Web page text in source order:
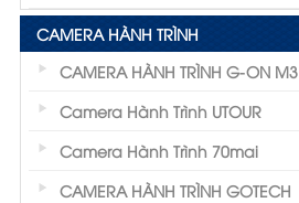
CAMERA HÀNH TRÌNH
CAMERA HÀNH TRÌNH G-ON M3
Camera Hành Trình UTOUR
Camera Hành Trình 70mai
CAMERA HÀNH TRÌNH GOTECH